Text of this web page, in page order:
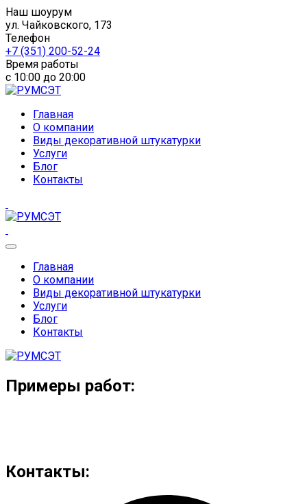
Наш шоурум
ул. Чайковского, 173
Телефон
+7 (351) 200-52-24
Время работы
с 10:00 до 20:00
Главная
О компании
Виды декоративной штукатурки
Услуги
Блог
Контакты
Главная
О компании
Виды декоративной штукатурки
Услуги
Блог
Контакты
Примеры работ:
Контакты: